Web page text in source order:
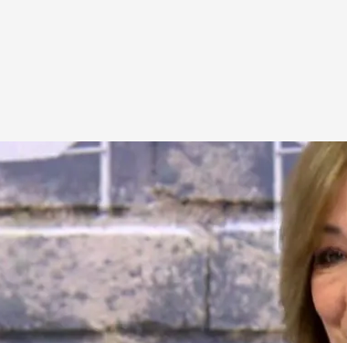
Una imagen de María Estévez en su entrevista con Manso.
Miguel Manso
17 FEB 2026 - 14:43h.
La cronista de cine, afincada
publica ‘Esto es Hollywood’
La madrileña retrata la meca del